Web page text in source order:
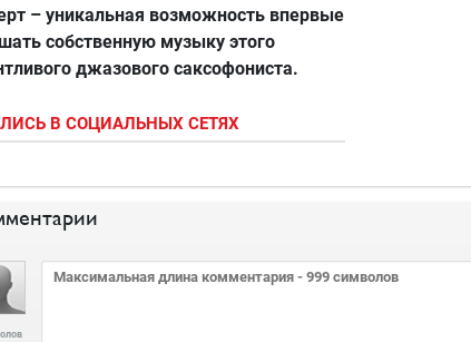
– уникальная возможность впервые
собственную музыку этого
джазового саксофониста.
В СОЦИАЛЬНЫХ СЕТЯХ